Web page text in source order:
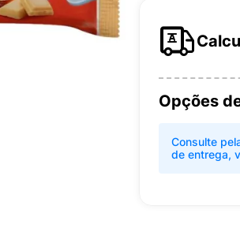
Opções
Consulte
de entrega,